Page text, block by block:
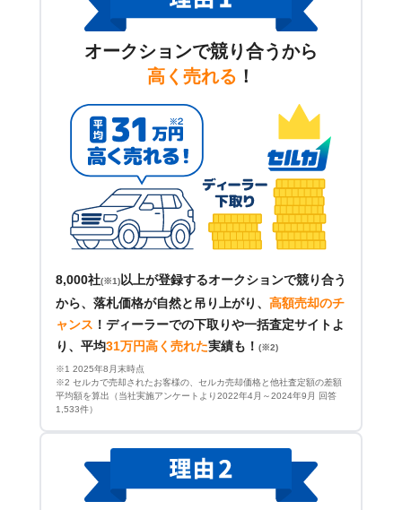
オークションで競り合うから
高く売れる ！
8,000社(※1)以上が登録するオークションで競り合う
から、落札価格が自然と吊り上がり、 高額売却のチ
ャンス ！ ディーラーでの下取りや一括査定サイトよ
り、平均31万円高く売れた実績も！ (※2)
※1 2025年8月末時点
※2 セルカで売却されたお客様の、セルカ売却価格と他社査定額の差額
平均額を算出（当社実施アンケートより2022年4月～2024年9月 回答
1,533件）